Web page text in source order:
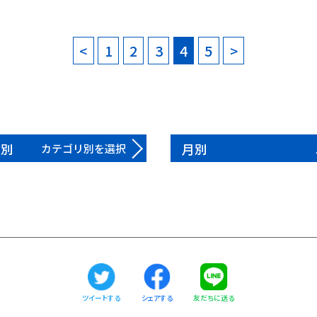
< 1 2 3 4 5 >
カテゴリ別を選択 月別
ツイートする シェアする 友だちに送る